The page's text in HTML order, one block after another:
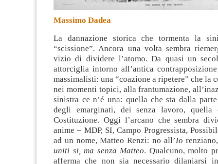
Massimo Dadea
La dannazione storica che tormenta la
“scissione”. Ancora una volta sembra
vizio di dividere l’atomo. Da quasi un
attorciglia intorno all’antica
massimalisti: una “coazione a ripetere” che la
nei momenti topici, alla frantumazione,
sinistra ce n’é una: quella che sta dalla
degli emarginati, dei senza lavoro, quella
Costituzione. Oggi l’arcano che sembra
anime – MDP, SI, Campo Progressista,
ad un nome, Matteo Renzi: no all’Io
uniti si, ma senza Matteo. Qualcuno, molto
afferma che non sia necessario dilaniarsi